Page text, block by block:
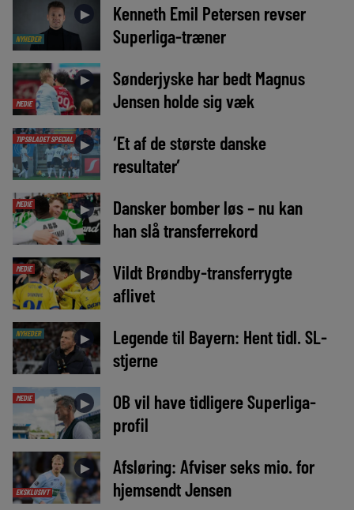
NYHEDER
►
Kenneth Emil Petersen revser
Superliga-træner
MEDIE
►
Sønderjyske har bedt Magnus
Jensen holde sig væk
TIPSBLADET SPECIAL ►
‘Et af de største danske
resultater’
MEDIE ►
Dansker bomber løs – nu kan
han slå transferrekord
MEDIE ►
Vildt Brøndby-transferrygte
aflivet
NYHEDER ►
Legende til Bayern: Hent tidl. SL-
stjerne
MEDIE ►
OB vil have tidligere Superliga-
profil
EKSKLUSIVT
►
Afsløring: Afviser seks mio. for
hjemsendt Jensen